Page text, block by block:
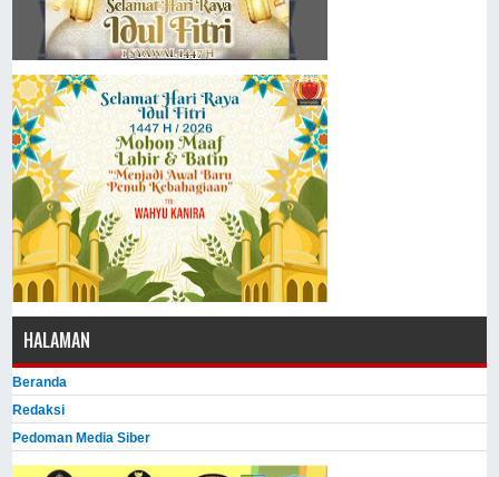
HALAMAN
Beranda
Redaksi
Pedoman Media Siber